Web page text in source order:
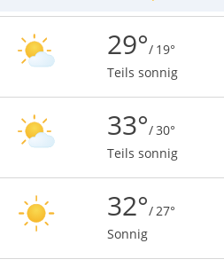
29°/ 19°
Teils sonnig
33°/ 30°
Teils sonnig
32°/ 27°
Sonnig